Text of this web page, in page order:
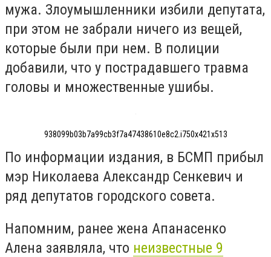
мужа. Злоумышленники избили депутата,
при этом не забрали ничего из вещей,
которые были при нем. В полиции
добавили, что у пострадавшего травма
головы и множественные ушибы.
938099b03b7a99cb3f7a47438610e8c2.i750x421x513
По информации издания, в БСМП прибыл
мэр Николаева Александр Сенкевич и
ряд депутатов городского совета.
Напомним, ранее жена Апанасенко
Алена заявляла, что неизвестные 9